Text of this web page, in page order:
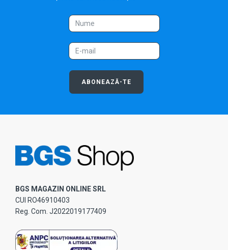
ABONEAZĂ-TE
BGS MAGAZIN ONLINE SRL
CUI RO46910403
Reg. Com. J2022019177409